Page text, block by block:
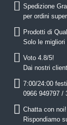
Spedizione
per ordini
Prodotti di
Solo le migliori
Voto 4.8/5!
Dai nostri
7:00/24:00
0966 949797 /
Chatta con noi!
Rispondiamo